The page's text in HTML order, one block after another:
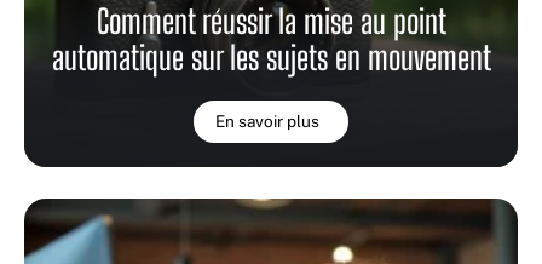
Comment réussir la mise au point
automatique sur les sujets en mouvement
En savoir plus